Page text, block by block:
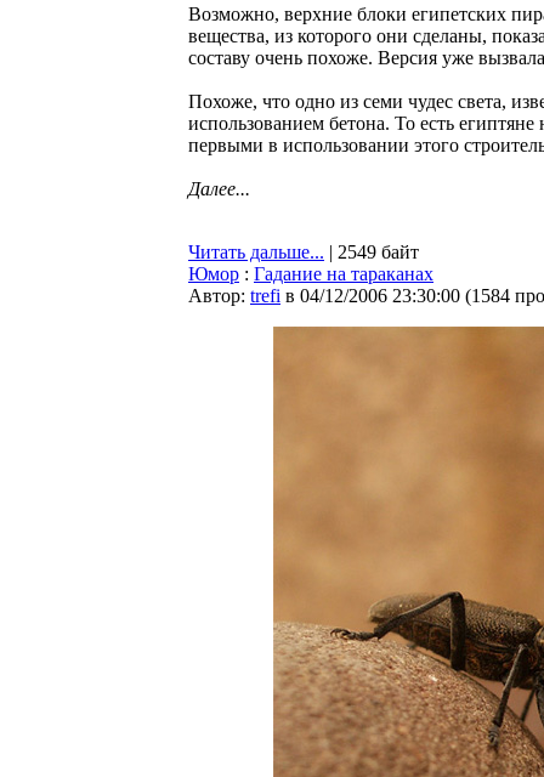
Возможно, верхние блоки египетских
вещества, из которого они сделаны,
составу очень похоже. Версия уже
Похоже, что одно из семи чудес света,
использованием бетона. То есть
первыми в использовании этого
Далее...
Читать дальше... | 2549 байт
Юмор : Гадание на тараканах
Автор: trefi в 04/12/2006 23:30:00 (1584